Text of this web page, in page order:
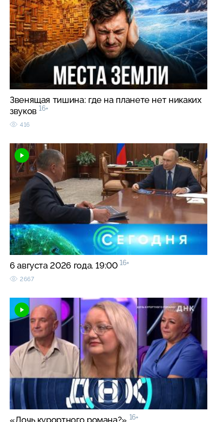
Звенящая тишина: где на планете нет никаких
звуков 16+
416
6 августа 2026 года. 19:00 16+
2667
«Дочь курортного романа?» 16+